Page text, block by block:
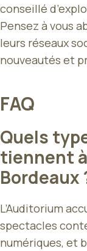
conseillé
Pensez à vous
leurs réseaux
nouveautés et
FAQ
Quels
tiennent
Bordeaux
L’Auditorium
spectacles
numériques, et